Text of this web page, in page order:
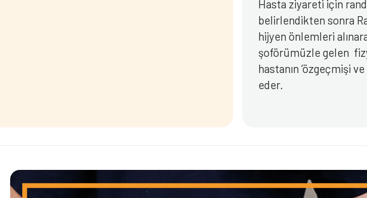
Hasta ziyareti için
belirlendikten sonra
hijyen önlemleri
şoförümüzle gelen
hastanın ‘özgeçmişi
eder.